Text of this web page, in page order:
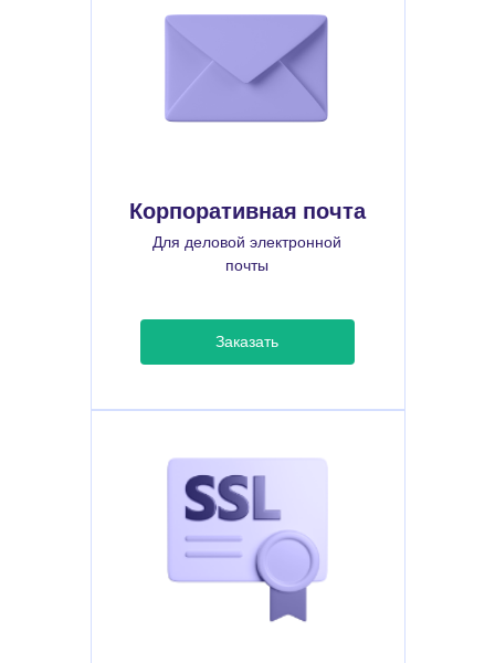
Корпоративная почта
Для деловой электронной
почты
Заказать